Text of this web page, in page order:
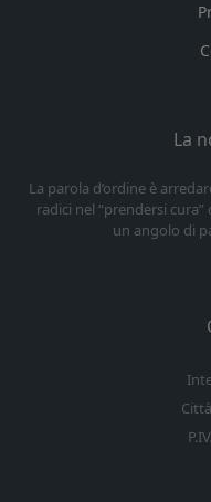
La
La parola d’ordine è
radici nel “prendersi
un angolo di